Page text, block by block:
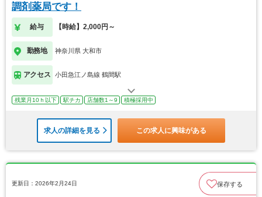
調剤薬局です！
給与 【時給】2,000円～
勤務地 神奈川県 大和市
アクセス 小田急江ノ島線 鶴間駅
残業月10ｈ以下 駅チカ 店舗数1～9 積極採用中
求人の詳細を見る この求人に興味がある
更新日：2026年2月24日 保存する